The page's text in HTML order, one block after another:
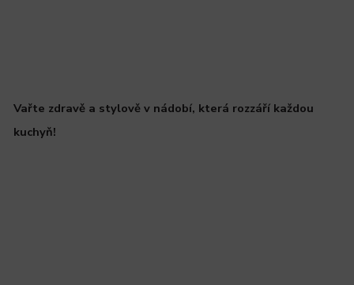
Vařte zdravě a stylově v nádobí, která rozzáří každou
kuchyň!